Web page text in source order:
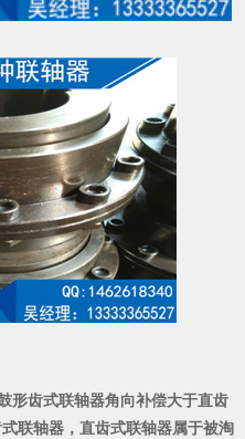
形齿式联轴器角向补偿大于直齿
联轴器，直齿式联轴器属于被淘